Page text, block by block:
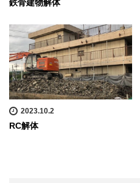
鉄骨建物解体
2023.10.2
RC解体